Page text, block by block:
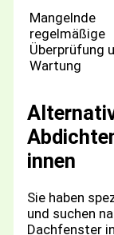
Mangelnde
regelmäßige
Überprüfung
Wartung
innen
Sie haben
und suchen
Dachfenster